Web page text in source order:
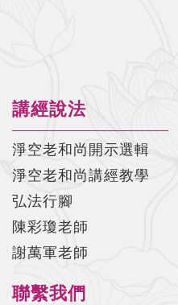
佛說阿彌陀經要解-第31集(陳
佛說阿彌陀經要解-第32集(陳
佛說阿彌陀經要解-第33集(陳
佛說阿彌陀經要解-第34集(陳
佛說阿彌陀經要解-第36集(陳
佛說阿彌陀經要解-第37集(陳
佛說阿彌陀經要解-第38集(陳
佛說阿彌陀經要解-第39集(陳
講經說法
淨空老和尚開示選輯
淨空老和尚講經教學
弘法行腳
陳彩瓊老師
謝萬軍老師
聯繫我們